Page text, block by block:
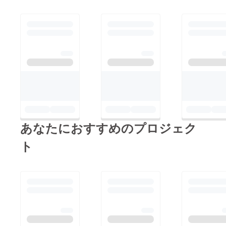
あなたにおすすめのプロジェク
ト